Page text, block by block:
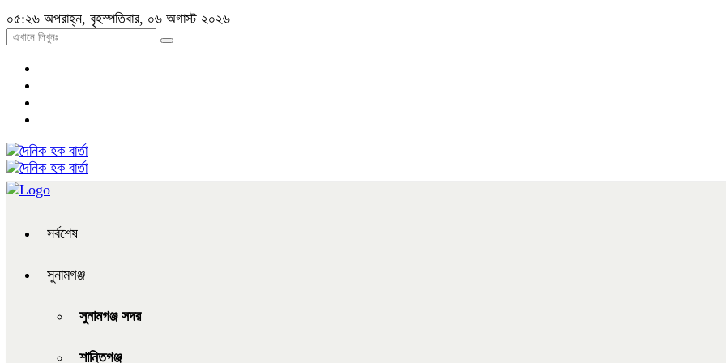
০৫:২৬ অপরাহ্ন, বৃহস্পতিবার, ০৬ অগাস্ট ২০২৬
সর্বশেষ
সুনামগঞ্জ
সুনামগঞ্জ সদর
শান্তিগঞ্জ